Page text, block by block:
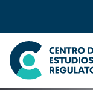
Seleccione país